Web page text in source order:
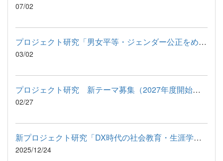
07/02
プロジェクト研究「男女平等・ジェンダー公正をめぐる課題と社会...
03/02
プロジェクト研究 新テーマ募集（2027年度開始・応募要領）
02/27
新プロジェクト研究「DX時代の社会教育・生涯学習の課題」運営委...
2025/12/24